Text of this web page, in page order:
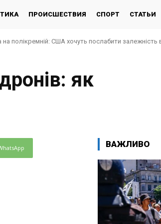
ПРОИСШЕСТВИЯ СПОРТ СТАТЬИ
полікремній: США хочуть послабити залежність
як
ВАЖЛИВО